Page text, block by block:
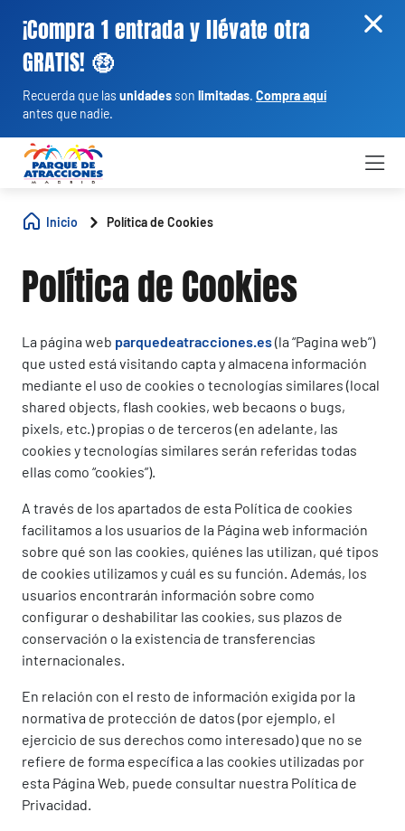
¡Compra 1 entrada y llévate otra
GRATIS! 🤑
Recuerda que las unidadesson limitadas. Compra aquí
antes que nadie.
Inicio Política de Cookies
Política de Cookies
La página web parquedeatracciones.es(la “Pagina web”)
que usted está visitando capta y almacena información
mediante el uso de cookies o tecnologías similares (local
shared objects, flash cookies, web becaons o bugs,
pixels, etc.) propias o de terceros (en adelante, las
cookies y tecnologías similares serán referidas todas
ellas como “cookies”).
A través de los apartados de esta Política de cookies
facilitamos a los usuarios de la Página web información
sobre qué son las cookies, quiénes las utilizan, qué tipos
de cookies utilizamos y cuál es su función. Además, los
usuarios encontrarán información sobre como
configurar o deshabilitar las cookies, sus plazos de
conservación o la existencia de transferencias
internacionales.
En relación con el resto de información exigida por la
normativa de protección de datos (por ejemplo, el
ejercicio de sus derechos como interesado) que no se
refiere de forma específica a las cookies utilizadas por
esta Página Web, puede consultar nuestra Política de
Privacidad.